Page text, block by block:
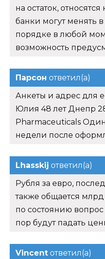
на остаток,
банки могут менять
порядке в любой
возможность
Парсон ответил(а)
Анкеты и адрес для
Юлия 48 лет Днепр
Pharmaceuticals
недели после
Lhasskij ответил(а)
Рубля за евро,
также общается
по состоянию вопрос
пор будут падать
Vincent ответил(а)